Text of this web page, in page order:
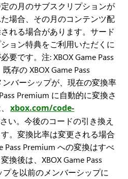
の月のサブスクリプションが
場合、その月のコンテンツ配
れる場合があります。サード
ョン特典をご利用いただくに
要です。注: XBOX Game Pass
存の XBOX Game Pass
ンバーシップが、現在の変換率
Premium に自動的に変換さ
xbox.com/code-
い。今後のコードの引き換え
。変換比率は変更される場合
Pass Premium への変換はすべ
換後は、XBOX Game Pass
を以前のメンバーシップに